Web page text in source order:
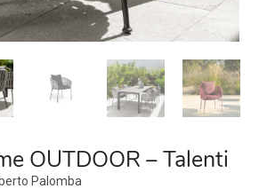
OUTDOOR – Talenti
Palomba